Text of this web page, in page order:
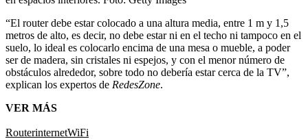
“El router debe estar colocado a una altura media, entre 1 m y 1,5
metros de alto, es decir, no debe estar ni en el techo ni tampoco en el
suelo, lo ideal es colocarlo encima de una mesa o mueble, a poder
ser de madera, sin cristales ni espejos, y con el menor número de
obstáculos alrededor, sobre todo no debería estar cerca de la TV”,
explican los expertos de RedesZone.
VER MÁS
RouterinternetWiFi